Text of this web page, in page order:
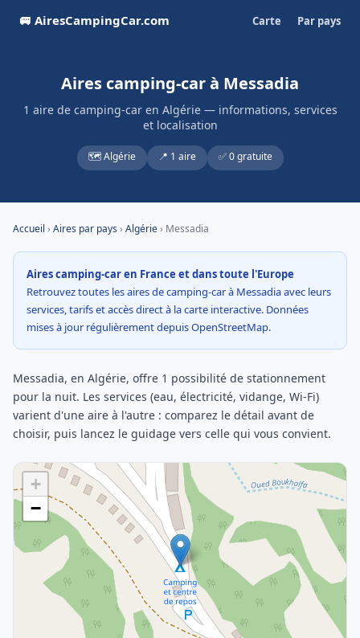
🚐 AiresCampingCar.com Carte Par pays
Aires camping-car à Messadia
1 aire de camping-car en Algérie — informations, services
et localisation
🗺️ Algérie 📍 1 aire ✅ 0 gratuite
Accueil › Aires par pays› Algérie› Messadia
Aires camping-car en France et dans toute l'Europe
Retrouvez toutes les aires de camping-car à Messadia avec leurs
services, tarifs et accès direct à la carte interactive. Données
mises à jour régulièrement depuis OpenStreetMap.
Messadia, en Algérie, offre 1 possibilité de stationnement
pour la nuit. Les services (eau, électricité, vidange, Wi-Fi)
varient d'une aire à l'autre : comparez le détail avant de
choisir, puis lancez le guidage vers celle qui vous convient.
+
−